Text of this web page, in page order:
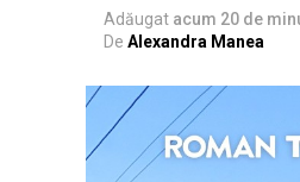
Adăugat acum 20 de
De Alexandra Manea